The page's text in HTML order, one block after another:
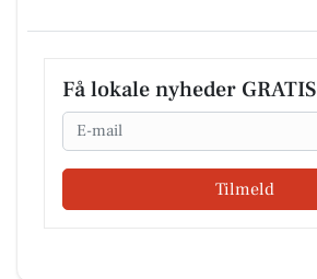
Få lokale nyheder GRATIS
Email
Tilmeld